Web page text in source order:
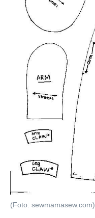
(Foto: sewmamasew.com)